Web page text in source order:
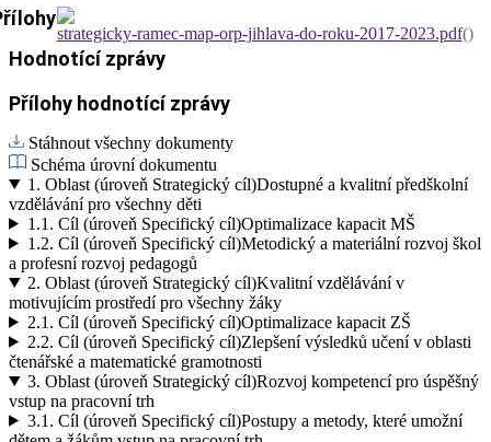
strategicky-ramec-map-orp-jihlava-do-roku-2017-2023.pdf()
Hodnotící zprávy
Přílohy hodnotící zprávy
Stáhnout všechny dokumenty
Schéma úrovní dokumentu
1. Oblast (úroveň Strategický cíl)Dostupné a kvalitní předškolní
vzdělávání pro všechny děti
1.1. Cíl (úroveň Specifický cíl)Optimalizace kapacit MŠ
1.2. Cíl (úroveň Specifický cíl)Metodický a materiální rozvoj škol
a profesní rozvoj pedagogů
2. Oblast (úroveň Strategický cíl)Kvalitní vzdělávání v
motivujícím prostředí pro všechny žáky
2.1. Cíl (úroveň Specifický cíl)Optimalizace kapacit ZŠ
2.2. Cíl (úroveň Specifický cíl)Zlepšení výsledků učení v oblasti
čtenářské a matematické gramotnosti
3. Oblast (úroveň Strategický cíl)Rozvoj kompetencí pro úspěšný
vstup na pracovní trh
3.1. Cíl (úroveň Specifický cíl)Postupy a metody, které umožní